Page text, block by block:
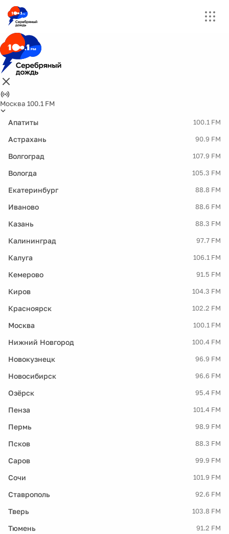
Москва 100.1 FM
Апатиты 100.1 FM
Астрахань 90.9 FM
Волгоград 107.9 FM
Вологда 105.3 FM
Екатеринбург 88.8 FM
Иваново 88.6 FM
Казань 88.3 FM
Калининград 97.7 FM
Калуга 106.1 FM
Кемерово 91.5 FM
Киров 104.3 FM
Красноярск 102.2 FM
Москва 100.1 FM
Нижний Новгород 100.4 FM
Новокузнецк 96.9 FM
Новосибирск 96.6 FM
Озёрск 95.4 FM
Пенза 101.4 FM
Пермь 98.9 FM
Псков 88.3 FM
Саров 99.9 FM
Сочи 101.9 FM
Ставрополь 92.6 FM
Тверь 103.8 FM
Тюмень 91.2 FM